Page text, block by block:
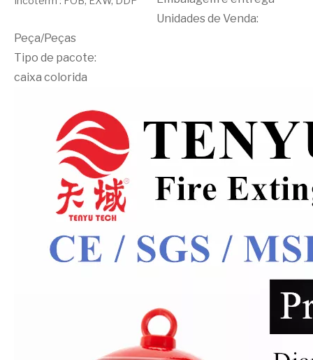
Unidades de Venda:
Peça/Peças
Tipo de pacote:
caixa colorida